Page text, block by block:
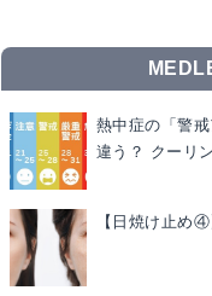
熱中症の「警
違う？ クーリ
【日焼け止め